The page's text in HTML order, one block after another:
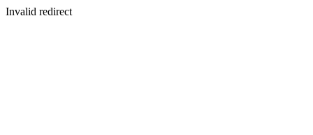
Invalid redirect